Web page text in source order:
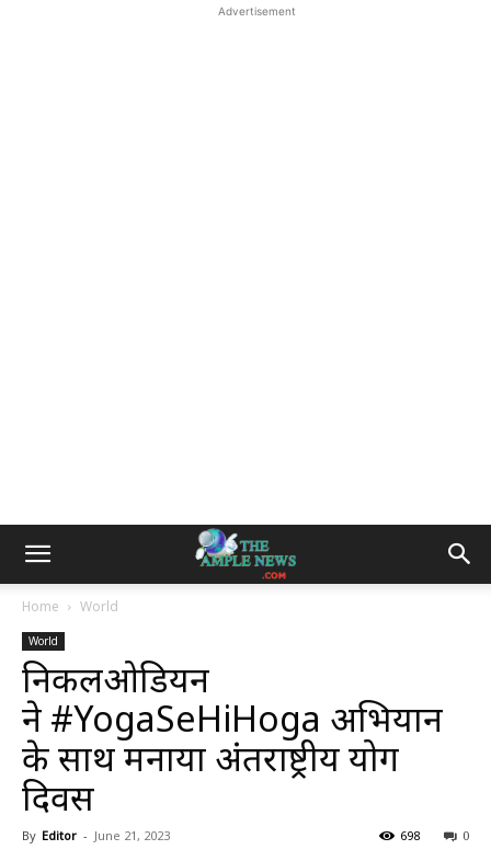
Advertisement
Home World
World
निकलओडियन
ने #YogaSeHiHoga अभियान
के साथ मनाया अंतर्राष्ट्रीय योग
दिवस
By Editor - June 21, 2023 0
698